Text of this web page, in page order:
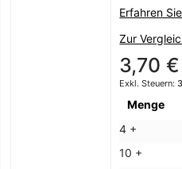
Erfahren
Zur
3,70 €
Menge
4 +
10 +